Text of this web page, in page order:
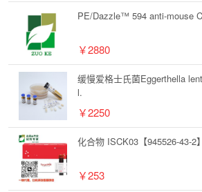
PE/Dazzle™ 594 anti-mouse
￥2880
缓慢爱格士氏菌Eggerthella
l.
￥2250
化合物 ISCK03【945526-43-2】
￥253